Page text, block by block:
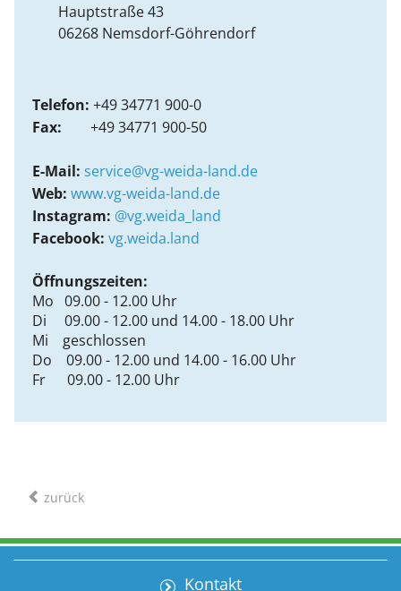
Hauptstraße 43
06268 Nemsdorf-Göhrendorf
Telefon: +49 34771 900-0
Fax: +49 34771 900-50
E-Mail: service@vg-weida-land.de
Web: www.vg-weida-land.de
Instagram: @vg.weida_land
Facebook: vg.weida.land
Öffnungszeiten:
Mo 09.00 - 12.00 Uhr
Di 09.00 - 12.00 und 14.00 - 18.00 Uhr
Mi geschlossen
Do 09.00 - 12.00 und 14.00 - 16.00 Uhr
Fr 09.00 - 12.00 Uhr
zurück
Kontakt